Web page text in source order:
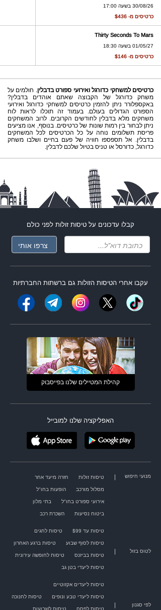
30/08/26 בשעה 17:00
כרטיסים מ- $436
Thirty Seconds To Mars
01/05/27 בשעה 18:30
כרטיסים מ- $146
כרטיסים למשחקי כדורגל ואירועי ספורט בדבלין. חולמים על
משחק כדורגל של הקבוצה שאתם אוהדים בדבלין?
באקספלורר ניתן להזמין כרטיסים למשחקי כדורגל ואירועי
הספורט הגדולים בעולם. בעמוד זה תוכלו לראות לוח
משחקים מלא בדבלין לחודשים הקרובים. לרוב המשחקים
ניתן לבחור בין רמות שונות של כרטיסים. בנוסף, אנו מציעים
פריסת תשלומים נוחה על כל הכרטיסים לכל המשחקים
בדבלין. אל תספספו חוויה של פעם בחיים ושלבו משחק
כדורגל, כדורסל או טניס בטיול שלכם לדבלין.
קבלו עדכונים על טיסות זולות לפני כולם
עקבו אחרי הטיסות הזולות גם ברשתות החברתיות
קהילת המטיילים שלנו בפייסבוק
האפליקציה שלנו למובייל
מנועי חיפוש | טיסות זולות חזרה מיעד אחר
מסלול מורכב הופעות בחו"ל
אירועי ספורט בחו"ל בתי מלון
ביטוח נסיעות השכרת רכב
לטוס בזול |
טיסות עד $99 טיסות לחגים
טיסות לסוף שבוע טיסות ברגע האחרון
טיסות בביזנס טיסות לחופשה עירונית
טיסות ליעדי בטן גב
לפי סגנון |
טיסות ליעדים אקזוטיים
טיסות ליעדי טבע ונופים טיסות לחנוכה
טיסות לפסח טיסות לשבועות